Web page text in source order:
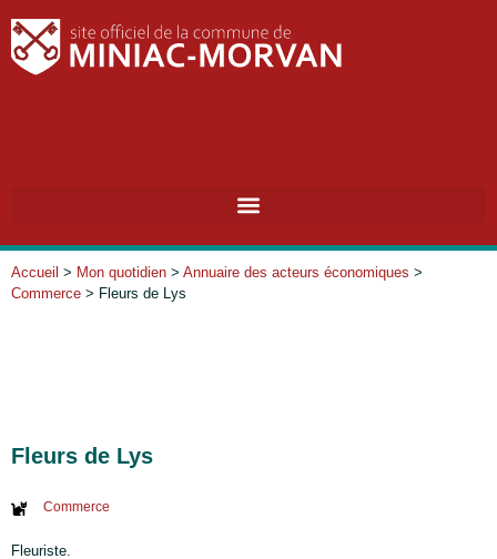
Accueil > Mon quotidien > Annuaire des acteurs économiques >
Commerce > Fleurs de Lys
Fleurs de Lys
Commerce
Fleuriste.